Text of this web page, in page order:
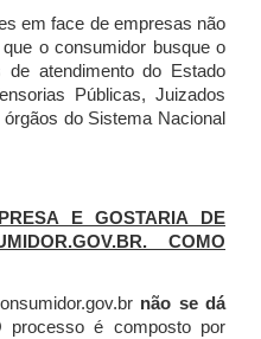
em face de empresas não
o consumidor busque o
de atendimento do Estado
Públicas, Juizados
do Sistema Nacional
E GOSTARIA DE
COMO
não se dá
é composto por